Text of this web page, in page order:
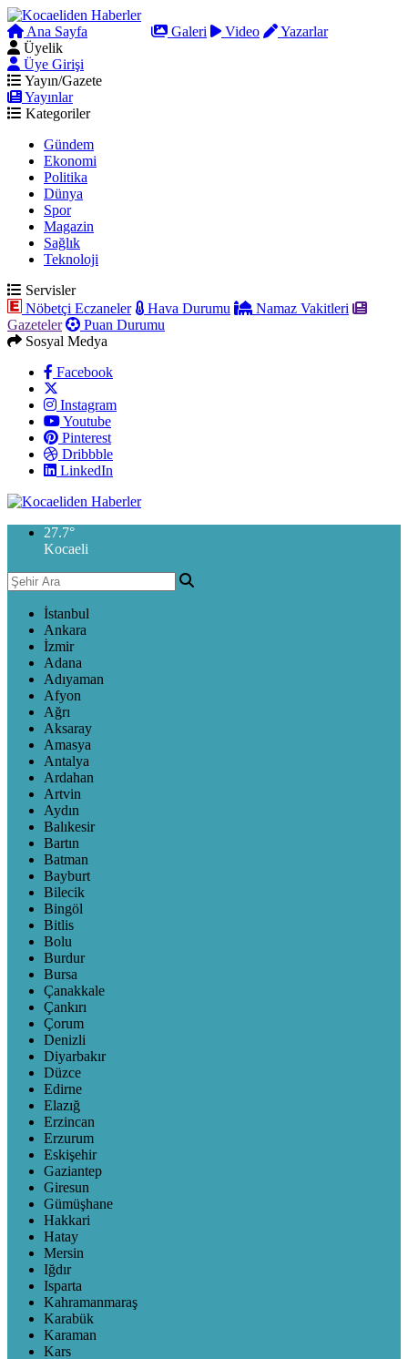
Ana Sayfa Galeri Video
Yazarlar
Üyelik
Üye Girişi
Yayın/Gazete
Yayınlar
Kategoriler
Gündem
Ekonomi
Politika
Dünya
Spor
Magazin
Sağlık
Teknoloji
Servisler
Nöbetçi Eczaneler
Hava Durumu
Namaz Vakitleri
Gazeteler
Puan Durumu
Sosyal Medya
Facebook
Instagram
Youtube
Pinterest
Dribbble
LinkedIn
27.7°
Kocaeli
İstanbul
Ankara
İzmir
Adana
Adıyaman
Afyon
Ağrı
Aksaray
Amasya
Antalya
Ardahan
Artvin
Aydın
Balıkesir
Bartın
Batman
Bayburt
Bilecik
Bingöl
Bitlis
Bolu
Burdur
Bursa
Çanakkale
Çankırı
Çorum
Denizli
Diyarbakır
Düzce
Edirne
Elazığ
Erzincan
Erzurum
Eskişehir
Gaziantep
Giresun
Gümüşhane
Hakkari
Hatay
Mersin
Iğdır
Isparta
Kahramanmaraş
Karabük
Karaman
Kars